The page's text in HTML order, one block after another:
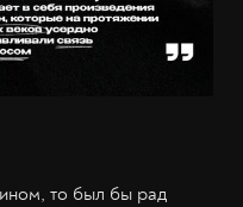
то был бы рад